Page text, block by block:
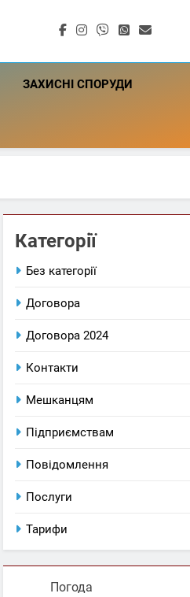
ЗАХИСНІ СПОРУДИ
Категорії
Без категорії
Договора
Договора 2024
Контакти
Мешканцям
Підприємствам
Повідомлення
Послуги
Тарифи
Погода